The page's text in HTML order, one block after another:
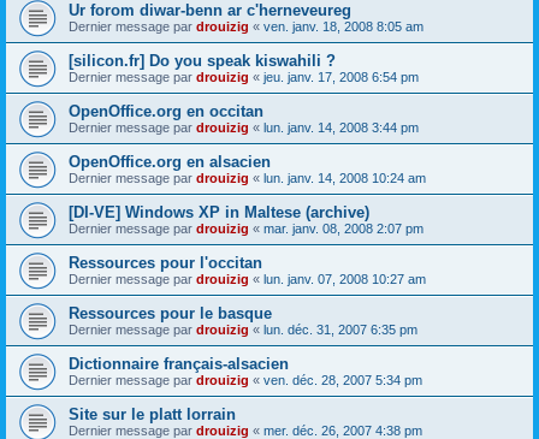
Ur forom diwar-benn ar c'herneveureg
Dernier message par drouizig « ven. janv. 18, 2008 8:05 am
[silicon.fr] Do you speak kiswahili ?
Dernier message par drouizig « jeu. janv. 17, 2008 6:54 pm
OpenOffice.org en occitan
Dernier message par drouizig « lun. janv. 14, 2008 3:44 pm
OpenOffice.org en alsacien
Dernier message par drouizig « lun. janv. 14, 2008 10:24 am
[DI-VE] Windows XP in Maltese (archive)
Dernier message par drouizig « mar. janv. 08, 2008 2:07 pm
Ressources pour l'occitan
Dernier message par drouizig « lun. janv. 07, 2008 10:27 am
Ressources pour le basque
Dernier message par drouizig « lun. déc. 31, 2007 6:35 pm
Dictionnaire français-alsacien
Dernier message par drouizig « ven. déc. 28, 2007 5:34 pm
Site sur le platt lorrain
Dernier message par drouizig « mer. déc. 26, 2007 4:38 pm